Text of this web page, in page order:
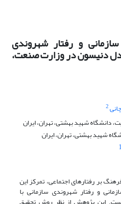
و رفتار شهروندی
دنیسون در وزارت صنعت،
2
دانشگاه شهید بهشتی، تهران، ایران
شهید بهشتی، تهران، ایران
بر رفتارهای اجتماعی، تمرکز این
و رفتار شهروندی سازمانی با